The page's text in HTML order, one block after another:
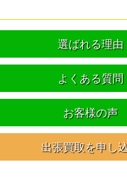
選ばれる理由
よくある質問
お客様の声
出張買取を申し